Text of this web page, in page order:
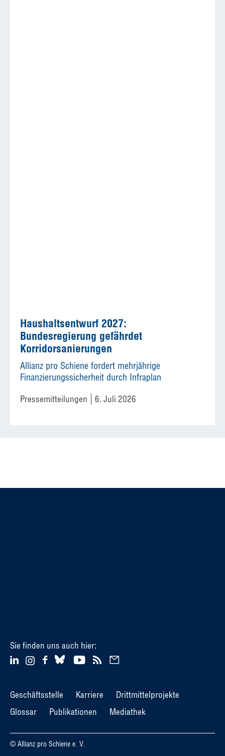
Haushaltsentwurf 2027:
Bundesregierung gefährdet
Korridorsanierungen
Allianz pro Schiene fordert mehrjährige
Finanzierungssicherheit durch Infraplan
Pressemitteilungen 6. Juli 2026
Sie finden uns auch hier:
Geschäftsstelle Karriere
Drittmittelprojekte
Glossar
Publikationen Mediathek
© Allianz pro Schiene e. V.